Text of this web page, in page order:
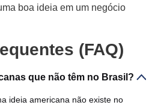
boa ideia em um negócio
(FAQ)
que não têm no Brasil?
ideia americana não existe no